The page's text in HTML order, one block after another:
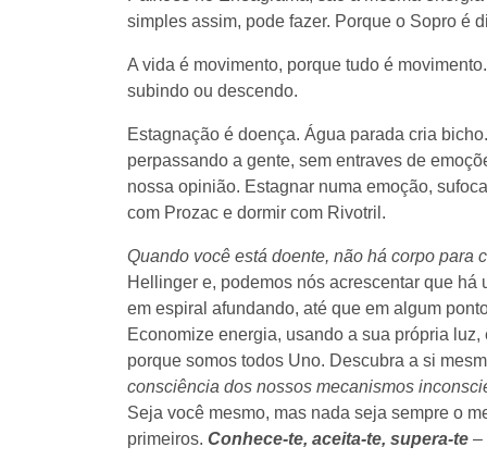
simples assim, pode fazer. Porque o Sopro é
A vida é movimento, porque tudo é
subindo ou descendo.
Estagnação é doença. Água parada cria
perpassando a gente, sem entraves de
nossa opinião. Estagnar numa emoção,
com Prozac e dormir com Rivotril.
Quando você está doente, não há corpo para
Hellinger e, podemos nós acrescentar que
em espiral afundando, até que em algum
Economize energia, usando a sua própria
porque somos todos Uno. Descubra a si
consciência dos nossos mecanismos
Seja você mesmo, mas nada seja sempre o
primeiros. Conhece-te, aceita-te, supera-te –